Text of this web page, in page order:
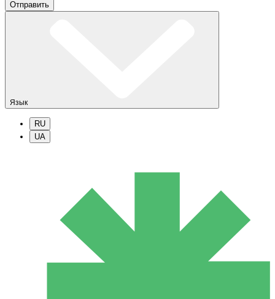
Отправить
Язык
RU
UA